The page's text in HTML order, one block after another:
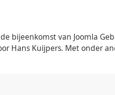
bijeenkomst van Joomla
Hans Kuijpers. Met onder